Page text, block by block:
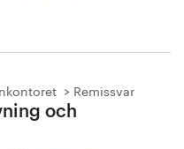
Remissvar
och